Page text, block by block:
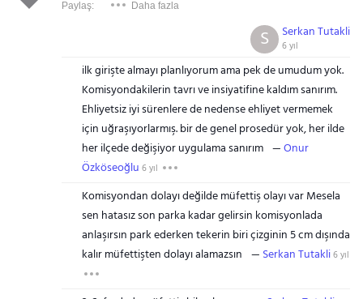
Paylaş: Daha fazla
Serkan Tutakli
6 yıl
S
ilk girişte almayı planlıyorum ama pek de umudum yok.
Komisyondakilerin tavrı ve insiyatifine kaldım sanırım.
Ehliyetsiz iyi sürenlere de nedense ehliyet vermemek
için uğraşıyorlarmış. bir de genel prosedür yok, her ilde
her ilçede değişiyor uygulama sanırım
Onur
Özköseoğlu 6 yıl
Komisyondan dolayı değilde müfettiş olayı var Mesela
sen hatasız son parka kadar gelirsin komisyonlada
anlaşırsın park ederken tekerin biri çizginin 5 cm dışında
kalır müfettişten dolayı alamazsın
Serkan Tutakli6 yıl